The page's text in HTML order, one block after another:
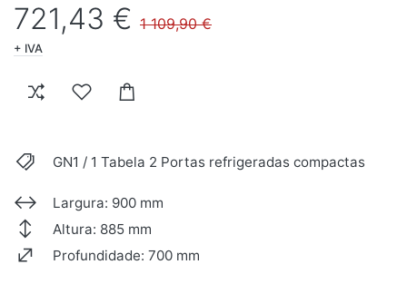
721,43 € 1 109,90 €
+ IVA
GN1 / 1 Tabela 2 Portas refrigeradas compactas
Largura: 900 mm
Altura: 885 mm
Profundidade: 700 mm